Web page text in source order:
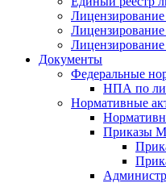
Лицензирование
Лицензирование
Документы
Федеральные
НПА по
Нормативные
Приказы